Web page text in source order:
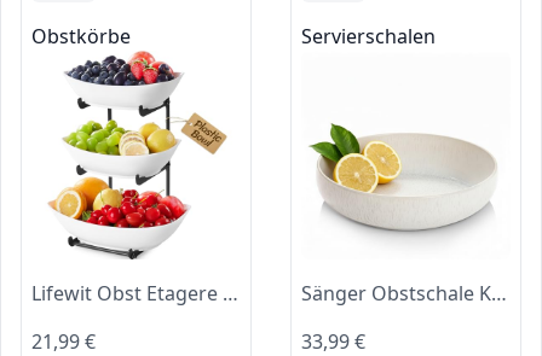
Obstkörbe
Lifewit Obst Etagere mit 3 Etagen, Kunstsoff Obstschale für Buffet, Schwarz
21,99 €
Servierschalen
Sänger Obstschale Korfu, Große Schale aus hochwertigem Steingut Handmade
33,99 €